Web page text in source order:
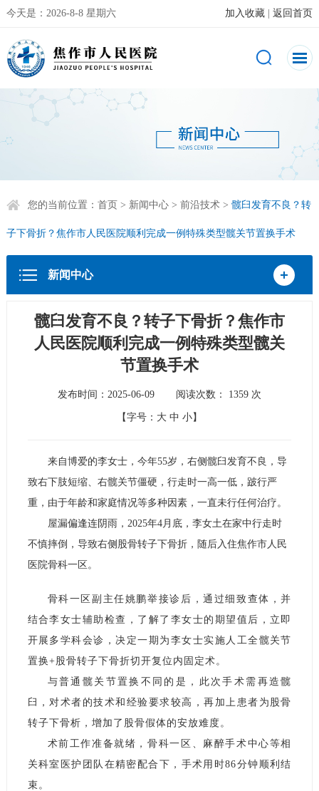
加入收藏 |返回首页
今天是： 2026-8-8 星期六
您的当前位置： 首页 > 新闻中心> 前沿技术> 髋臼发育不良？转
子下骨折？焦作市人民医院顺利完成一例特殊类型髋关节置换手术
新闻中心
髋臼发育不良？转子下骨折？焦作市
人民医院顺利完成一例特殊类型髋关
节置换手术
发布时间：2025-06-09 阅读次数： 1359 次
【字号： 大 中 小】
来自博爱的李女士，今年55岁，右侧髋臼发育不良，导
致右下肢短缩、右髋关节僵硬，行走时一高一低，跛行严
重，由于年龄和家庭情况等多种因素，一直未行任何治疗。
屋漏偏逢连阴雨，2025年4月底，李女土在家中行走时
不慎摔倒，导致右侧股骨转子下骨折，随后入住焦作市人民
医院骨科一区。
骨科一区副主任姚鹏举接诊后，通过细致查体，并
结合李女士辅助检查，了解了李女士的期望值后，立即
开展多学科会诊，决定一期为李女士实施人工全髋关节
置换+股骨转子下骨折切开复位内固定术。
与普通髋关节置换不同的是，此次手术需再造髋
臼，对术者的技术和经验要求较高，再加上患者为股骨
转子下骨析，增加了股骨假体的安放难度。
术前工作准备就绪，骨科一区、麻醉手术中心等相
关科室医护团队在精密配合下，手术用时86分钟顺利结
束。